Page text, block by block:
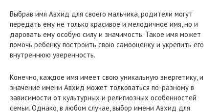
Выбрав имя Авхид для своего мальчика, родители могут
передать ему не только красивое и мелодичное имя, но и
даровать ему особую силу и значимость. Такое имя может
помочь ребенку построить свою самооценку и укрепить его
внутреннюю уверенность.
Конечно, каждое имя имеет свою уникальную энергетику, и
значение имени Авхид может толковаться по-разному в
зависимости от культурных и религиозных особенностей
семьи. Однако, в любом случае, выбор имени Авхид для